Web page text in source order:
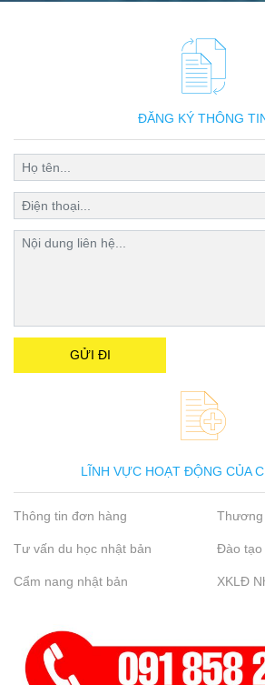
ĐĂNG KÝ THÔNG
LĨNH VỰC HOẠT ĐỘNG CỦA
Thông tin đơn hàng Thương
Tư vấn du học nhật bản Đào tạo
Cẩm nang nhật bản XKLĐ